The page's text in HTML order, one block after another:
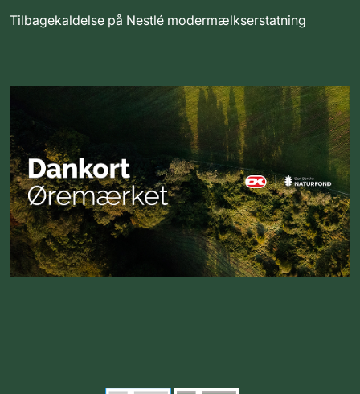
Tilbagekaldelse på Nestlé modermælkserstatning